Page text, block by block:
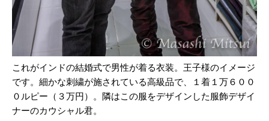
これがインドの結婚式で男性が着る衣装。王子様のイメージ
です。細かな刺繍が施されている高級品で、１着１万６００
０ルピー（３万円）。隣はこの服をデザインした服飾デザイ
ナーのカウシャル君。